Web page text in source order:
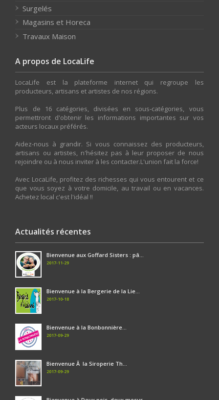
Surgelés
Magasins et Horeca
Travaux Maison
A propos de LocaLife
LocaLife est la plateforme internet qui regroupe les
producteurs, artisans et artistes de nos régions.
Plus de 16 catégories, divisées en sous-catégories, vous
permettront d'obtenir les informations importantes sur vos
acteurs locaux préférés.
Aidez-nous à grandir. Si vous connaissez des producteurs,
artisans ou artistes, n'hésitez pas à leur proposer de nous
rejoindre ou à nous inviter à les contacter.L'union fait la force!
Avec LocaLife, profitez des richesses qui vous entourent et ce
que vous soyez à votre domicile, au travail ou en vacances.
Achetez local c'est l'idéal !!
Actualités récentes
Bienvenue aux Goffard Sisters : pâ...
2017-11-29
Bienvenue à la Bergerie de la Lie...
2017-10-18
Bienvenue à la Bonbonnière...
2017-09-29
Bienvenue Ã la Siroperie Th...
2017-09-29